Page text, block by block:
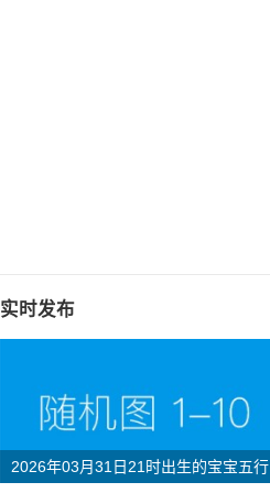
实时发布
2026年03月31日21时出生的宝宝五行